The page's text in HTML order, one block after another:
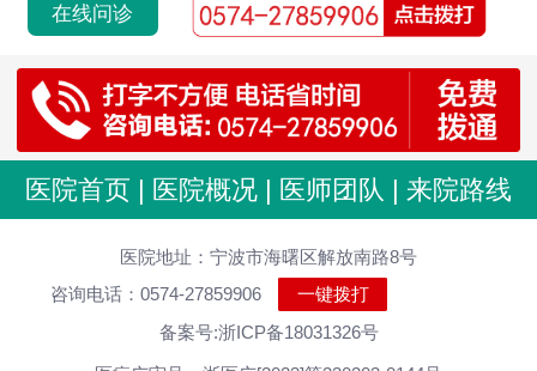
在线问诊
医院首页 | 医院概况 | 医师团队 | 来院路线
医院地址：宁波市海曙区解放南路8号
咨询电话：0574-27859906
一键拨打
备案号:浙ICP备18031326号